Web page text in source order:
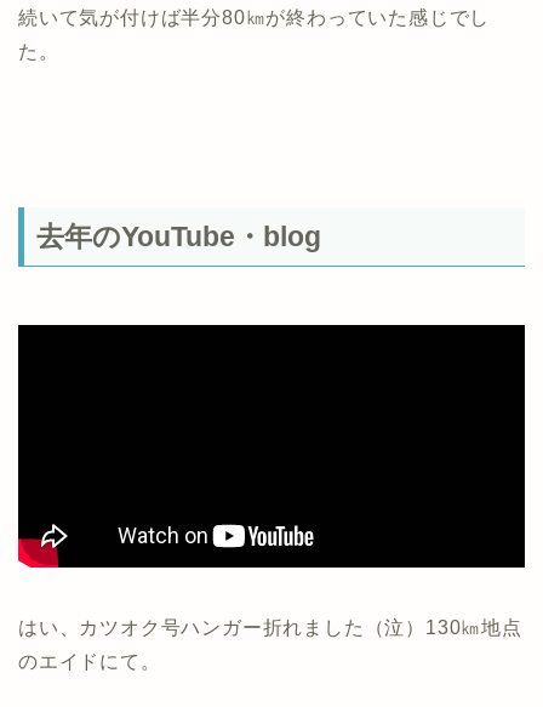
続いて気が付けば半分80㎞が終わっていた感じでし
た。
去年のYouTube・blog
はい、カツオク号ハンガー折れました（泣）130㎞地点
のエイドにて。